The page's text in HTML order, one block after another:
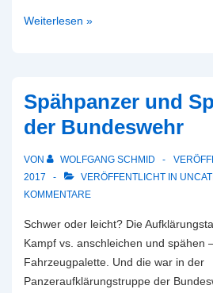
Panhard
Blindé
Reconnaissance)
Weiterlesen »
Spähpanzer und
der Bundeswehr
VON WOLFGANG SCHMID
2017
VERÖFFENTLICHT IN
KOMMENTARE
Schwer oder leicht? Die
Kampf vs. anschleichen und spähen
Fahrzeugpalette. Und die war in der
Panzeraufklärungstruppe der